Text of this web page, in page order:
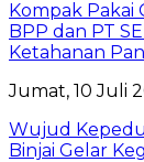
Kompak Pakai
BPP dan PT
Ketahanan
Jumat, 10 Juli
Wujud
Binjai Gelar